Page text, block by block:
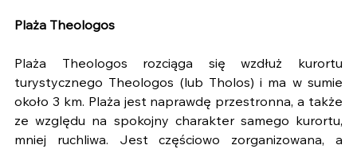
Plaża Theologos
Plaża Theologos rozciąga się wzdłuż kurortu
turystycznego Theologos (lub Tholos) i ma w sumie
około 3 km. Plaża jest naprawdę przestronna, a także
ze względu na spokojny charakter samego kurortu,
mniej ruchliwa. Jest częściowo zorganizowana, a